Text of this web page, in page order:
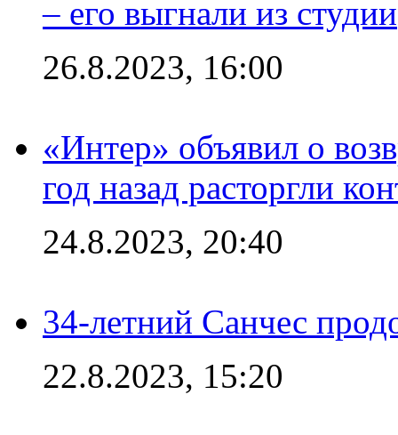
– его выгнали из студии
26.8.2023, 16:00
«Интер» объявил о
год назад расторгли
24.8.2023, 20:40
34-летний Санчес
22.8.2023, 15:20